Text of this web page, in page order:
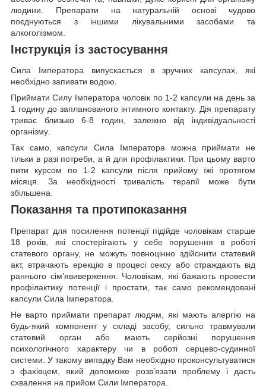
людини. Препарати на натуральній основі чудово
поєднуються з іншими лікувальними засобами та
алкоголізмом.
Інструкція із застосування
Сила Імператора випускається в зручних капсулах, які
необхідно запивати водою.
Приймати Силу Імператора чоловік по 1-2 капсули на день за
1 годину до запланованого інтимного контакту. Дія препарату
триває близько 6-8 годин, залежно від індивідуальності
організму.
Так само, капсули Сила Імператора можна приймати не
тільки в разі потреби, а й для профілактики. При цьому варто
пити курсом по 1-2 капсули після прийому їжі протягом
місяця. За необхідності тривалість терапії може бути
збільшена.
Показання та протипоказання
Препарат для посилення потенції підійде чоловікам старше
18 років, які спостерігають у себе порушення в роботі
статевого органу, не можуть повноцінно здійснити статевий
акт, втрачають ерекцію в процесі сексу або страждають від
раннього сім’явиверження. Чоловікам, які бажають провести
профілактику потенції і простати, так само рекомендовані
капсули Сила Імператора.
Не варто приймати препарат людям, які мають алергію на
будь-який компонент у складі засобу, сильно травмували
статевий орган або мають серйозні порушення
психологічного характеру чи в роботі серцево-судинної
системи. У такому випадку Вам необхідно проконсультуватися
з фахівцем, який допоможе розв’язати проблему і дасть
схвалення на прийом Сили Імператора.